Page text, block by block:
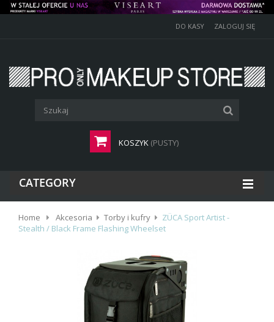
DO KASY ZALOGUJ SIĘ
KOSZYK (PUSTY)
CATEGORY
Home Akcesoria Torby i kufry
ZÜCA Sport Artist -
Stealth / Black Frame Flashing Wheelset